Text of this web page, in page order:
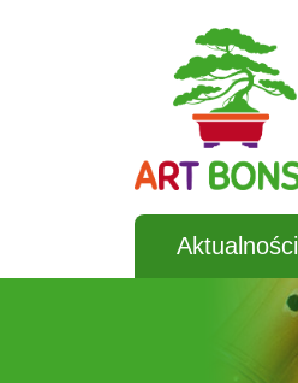
Aktualności